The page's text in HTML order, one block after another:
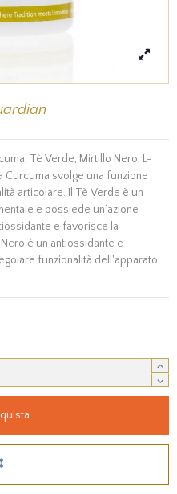
Tè Verde, Mirtillo Nero, L-
Curcuma svolge una funzione
articolare. Il Tè Verde è un
e possiede un’azione
e favorisce la
è un antiossidante e
funzionalità dell'apparato